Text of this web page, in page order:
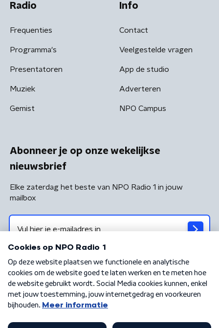
Radio
Frequenties
Programma's
Presentatoren
Muziek
Gemist
Info
Contact
Veelgestelde vragen
App de studio
Adverteren
NPO Campus
Abonneer je op onze wekelijkse
nieuwsbrief
Elke zaterdag het beste van NPO Radio 1 in jouw
mailbox
Algemene voorwaarden